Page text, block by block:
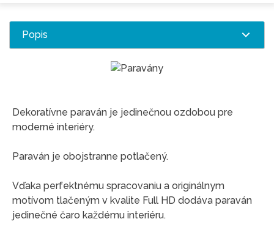
Popis
Dekoratívne paraván je jedinečnou ozdobou pre
moderné interiéry.
Paraván je obojstranne potlačený.
Vďaka perfektnému spracovaniu a originálnym
motívom tlačeným v kvalite Full HD dodáva paraván
jedinečné čaro každému interiéru.